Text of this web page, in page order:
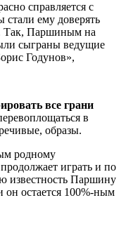
справляется с
ему доверять
Так, Паршиным на
сыграны ведущие
Годунов»,
все грани
в
образы.
родному
играть и по
известность Паршину
он остается 100%-ным